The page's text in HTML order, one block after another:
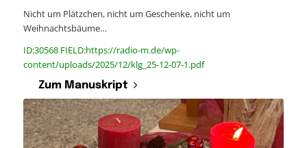
Nicht um Plätzchen, nicht um Geschenke, nicht um
Weihnachtsbäume…
ID:30568 FIELD:https://radio-m.de/wp-
content/uploads/2025/12/klg_25-12-07-1.pdf
Zum Manuskript